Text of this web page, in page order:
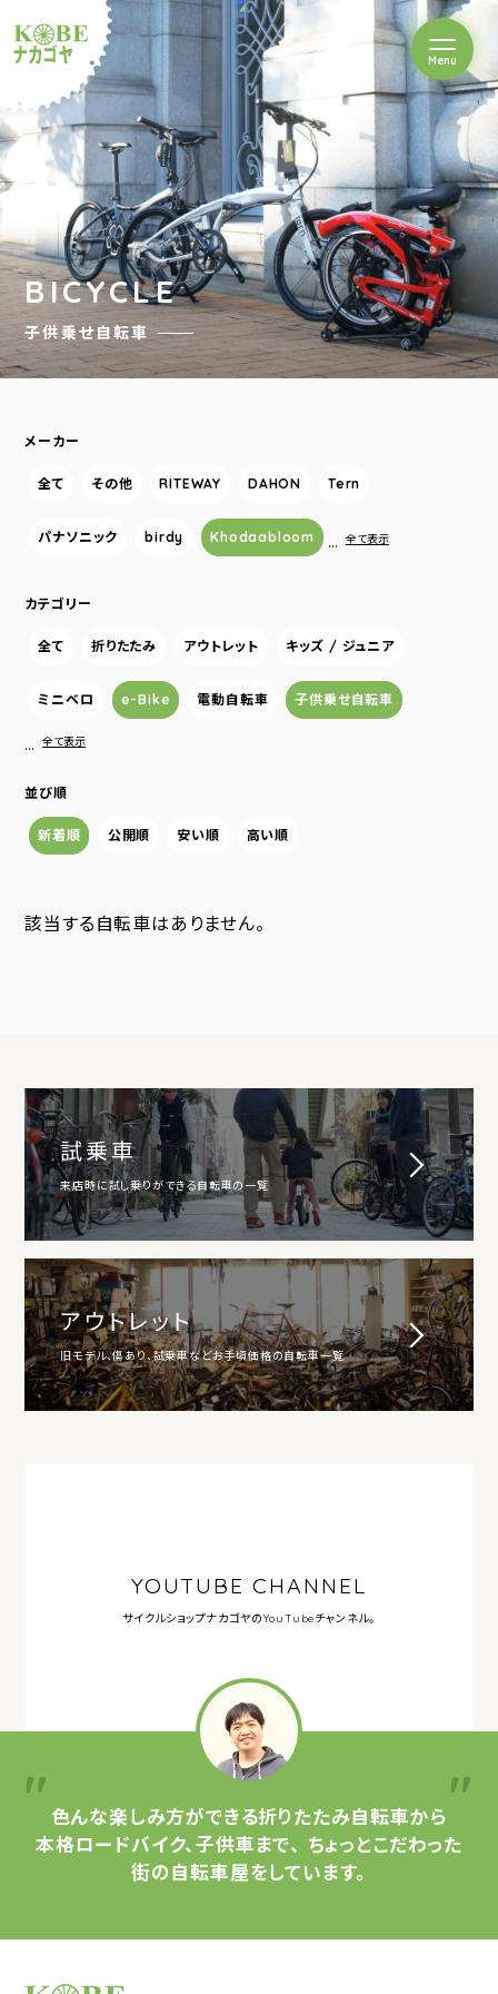
ルショップナカゴヤ
Menuを開閉
BICYCLE
子供乗せ自転車
メーカー
全て その他 RITEWAY DAHON Tern
パナソニック birdy Khodaabloom … 全て表示
カテゴリー
全て 折りたたみ アウトレット キッズ / ジュニア
ミニベロ e-Bike 電動自転車 子供乗せ自転車
… 全て表示
並び順
新着順 公開順 安い順 高い順
該当する自転車はありません。
試乗車
来店時に試し乗りができる自転車の一覧
アウトレット
旧モデル、傷あり、試乗車などお手頃価格の自転車一覧
YOUTUBE CHANNEL
サイクルショップナカゴヤのYouTubeチャンネル。
色んな楽しみ方ができる折りたたみ自転車から
本格ロードバイク、子供車まで、 ちょっとこだわった
街の自転車屋をしています。